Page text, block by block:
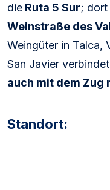
die Ruta 5 Sur; dort
Weinstraße des
Weingüter in Talca,
San Javier
auch mit dem Zug
Standort: